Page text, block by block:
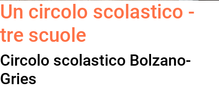
Un circolo scolastico -
tre scuole
Circolo scolastico Bolzano-
Gries